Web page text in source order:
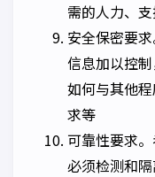
需的人力、
安全保密要
信息加以控
如何与其他
求等
可靠性要求
必须检测和